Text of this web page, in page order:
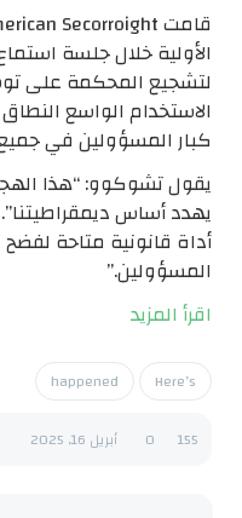
الأولية خلال جلسة
لتشجيع المحكمة على
الاستخدام الواسع
كبار المسؤولين في جميع
يقول تشوكوو: “هذا
يهدد أساس
أداة قانونية متاحة
المسؤولين.”
اقرأ المزيد
happened Here’s
155
0 أبريل 16, 2025